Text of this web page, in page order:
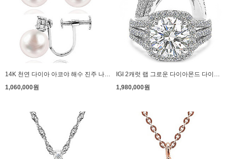
14K 천연 다이아 아코야 해수 진주 나사형 귀찌 레지 귀안뚫는 귀걸이
1,060,000원
IGI 2캐럿 랩 그로운 다이아몬드 다이아 반지 프로포즈 에테르노
1,980,000원